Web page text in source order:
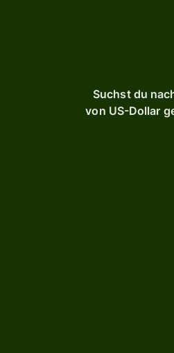
Suchst du
von US-Dollar